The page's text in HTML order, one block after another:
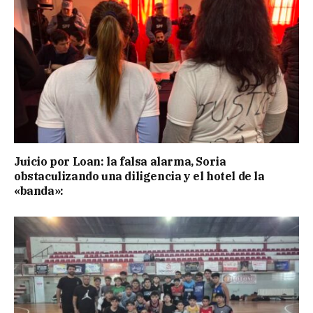
Juicio por Loan: la falsa alarma, Soria
obstaculizando una diligencia y el hotel de la
«banda»: